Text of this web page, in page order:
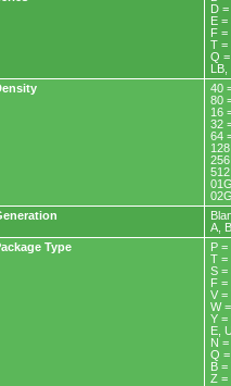
D
E =
F =
T =
Q
LB,
40
80
16
32
64
A,
Type
P =
T =
S =
F =
V =
W
Y =
E,
N
Q
B
Z =